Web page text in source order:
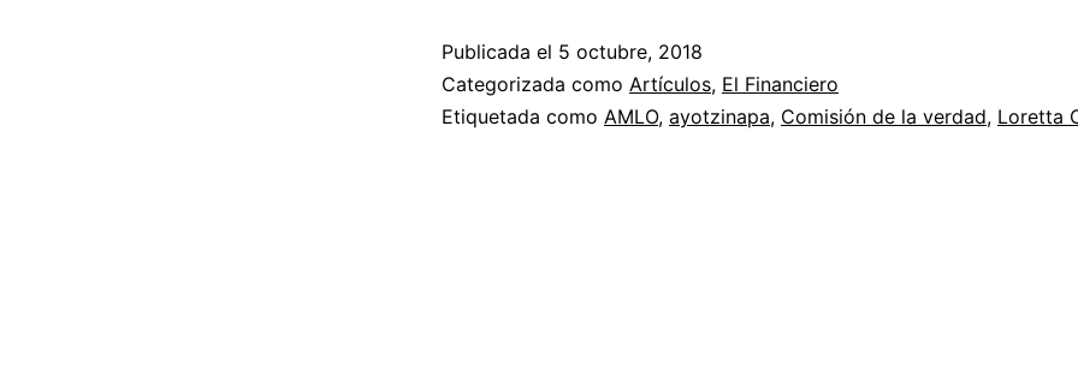
Publicada el 5 octubre, 2018
Categorizada como Artículos, El Financiero
Etiquetada como AMLO, ayotzinapa, Comisión de la verdad, Loretta